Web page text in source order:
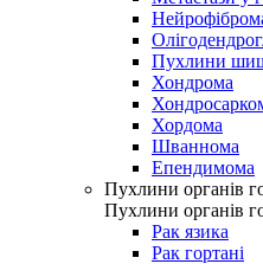
Пухлини
Хондрома
Хордома
Шваннома
Епендимома
Пухлини органів
Пухлини органів
Рак язика
Рак гортані